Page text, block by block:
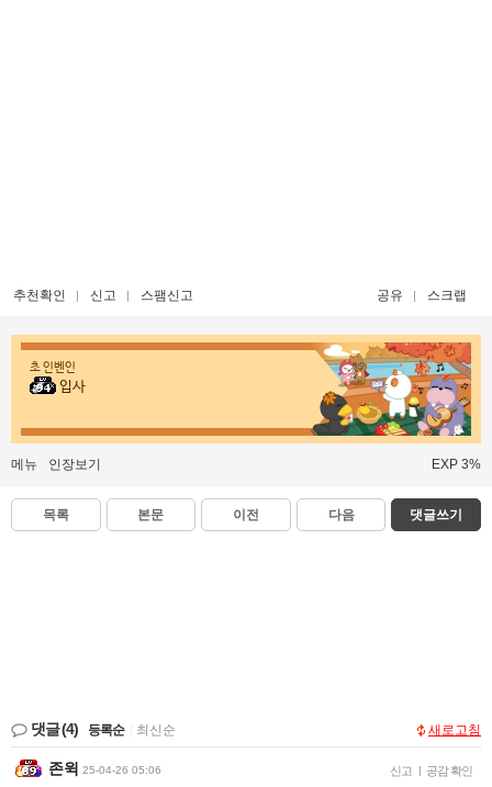
추천확인 신고 스팸신고 공유 스크랩
초 인벤인
입사
메뉴 인장보기 EXP 3%
목록 본문 이전 다음 댓글쓰기
댓글(4) 등록순 최신순 새로고침
존윅 25-04-26 05:06 신고 | 공감 확인